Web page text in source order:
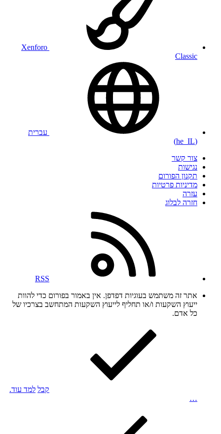
Xenforo
Classic
עברית
(he_IL)
צור קשר
נגישות
תקנון הפורום
מדיניות פרטיות
עזרה
חזרה לבלוג
RSS
אתר זה משתמש בעוגיות דפדפן. אין באמור בפורום כדי להוות
ייעוץ השקעות ו/או תחליף לייעוץ השקעות המתחשב בצרכיו של
כל אדם.
קבל למד עוד.
…